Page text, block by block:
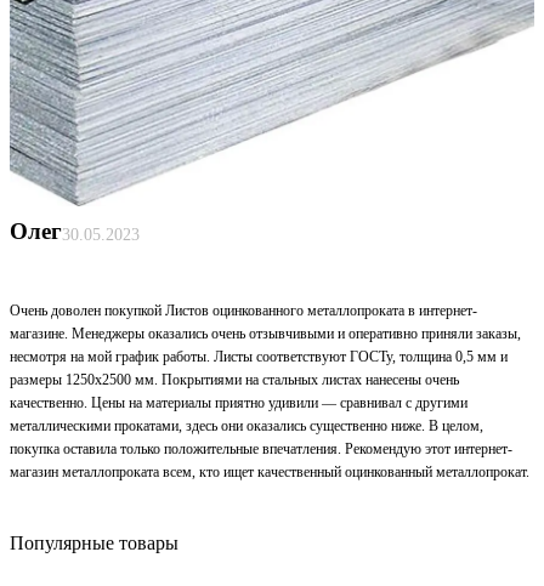
Олег30.05.2023
Очень доволен покупкой Листов оцинкованного металлопроката в интернет-
магазине. Менеджеры оказались очень отзывчивыми и оперативно приняли заказы,
несмотря на мой график работы. Листы соответствуют ГОСТу, толщина 0,5 мм и
размеры 1250x2500 мм. Покрытиями на стальных листах нанесены очень
качественно. Цены на материалы приятно удивили — сравнивал с другими
металлическими прокатами, здесь они оказались существенно ниже. В целом,
покупка оставила только положительные впечатления. Рекомендую этот интернет-
магазин металлопроката всем, кто ищет качественный оцинкованный металлопрокат.
Популярные товары